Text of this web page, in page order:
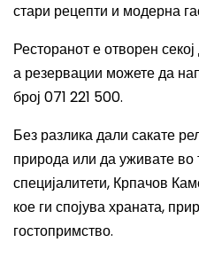
стари рецепти и модерна
Ресторанот е отворен
а резервации можете да
број 071 221 500.
Без разлика дали сакате
природа или да уживате во
специјалитети, Крпачов
кое ги спојува храната,
гостопримство.